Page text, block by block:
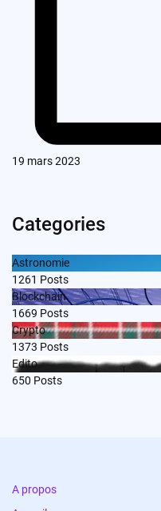
19 mars 2023
Categories
Astronomie
1261 Posts
Blockchain
1669 Posts
Crypto
1373 Posts
Edito
650 Posts
A propos